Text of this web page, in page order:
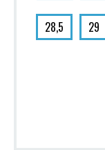
28,5 29